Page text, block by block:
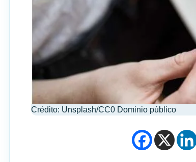
Crédito: Unsplash/CC0 Dominio público